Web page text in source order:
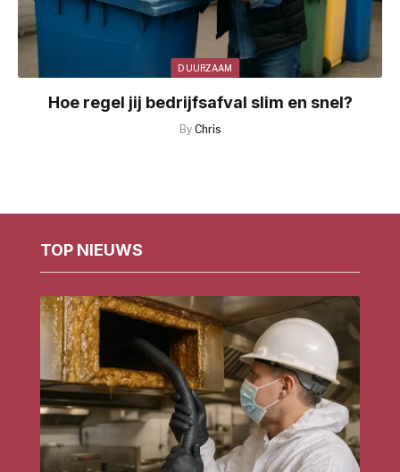
DUURZAAM
Hoe regel jij bedrijfsafval slim en snel?
By Chris
TOP NIEUWS